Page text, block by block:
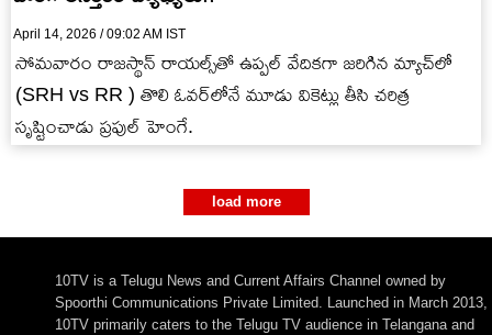
April 14, 2026 / 09:02 AM IST
సోమ‌వారం రాజ‌స్థాన్ రాయ‌ల్స్‌తో ఉప్ప‌ల్ వేదిక‌గా జ‌రిగిన మ్యాచ్‌లో
(SRH vs RR ) తొలి ఓవ‌ర్‌లోనే మూడు వికెట్లు తీసి చ‌రిత్ర
సృష్టించాడు ప్ర‌పుల్ హెంగే.
load more
10TV is a Telugu News and Current Affairs Channel owned by
Spoorthi Communications Private Limited. Launched in March 2013,
10TV primarily caters to the Telugu TV audience in Telangana and